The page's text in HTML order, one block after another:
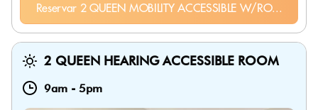
Reservar 2 QUEEN MOBILITY ACCESSIBLE W/RO...
2 QUEEN HEARING ACCESSIBLE ROOM
9am - 5pm